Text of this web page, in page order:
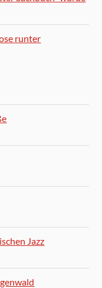
runter
Jazz